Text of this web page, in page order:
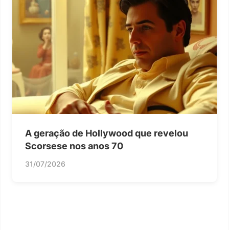
A geração de Hollywood que revelou
Scorsese nos anos 70
31/07/2026